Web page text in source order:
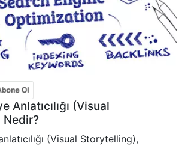
Anlatıcılığı (Visual
(Visual Storytelling),